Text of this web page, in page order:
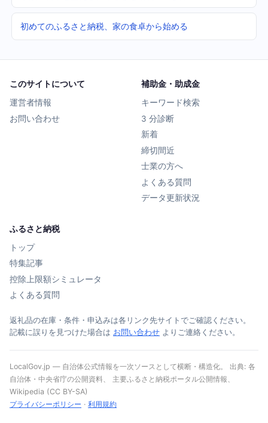
初めてのふるさと納税、家の食卓から始める
このサイトについて
運営者情報
お問い合わせ
補助金・助成金
キーワード検索
3 分診断
新着
締切間近
士業の方へ
よくある質問
データ更新状況
ふるさと納税
トップ
特集記事
控除上限額シミュレータ
よくある質問
返礼品の在庫・条件・申込みは各リンク先サイトでご確認ください。
記載に誤りを見つけた場合は お問い合わせ よりご連絡ください。
LocalGov.jp — 自治体公式情報を一次ソースとして横断・構造化。 出典: 各
自治体・中央省庁の公開資料、 主要ふるさと納税ポータル公開情報、
Wikipedia (CC BY-SA)
プライバシーポリシー · 利用規約